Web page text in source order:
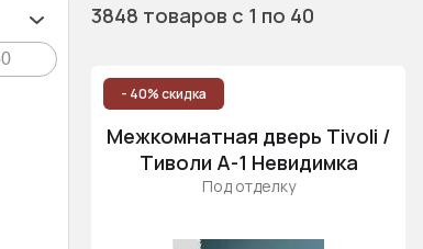
3848 товаров с 1 по 40
- 40% скидка
Межкомнатная дверь Tivoli /
Тиволи А-1 Невидимка
Под отделку